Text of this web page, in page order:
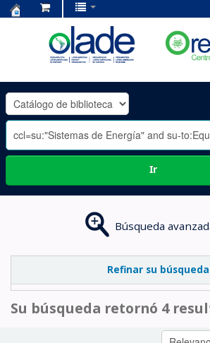
OLADE
-
Ir
Búsqueda
Refinar su búsqueda
Su búsqueda retornó 4